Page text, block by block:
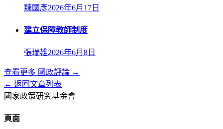
魏國彥2026年6月17日
建立保障教師制度
張瑞雄2026年6月8日
查看更多 國政評論 →
← 返回文章列表
國家政策研究基金會
頁面